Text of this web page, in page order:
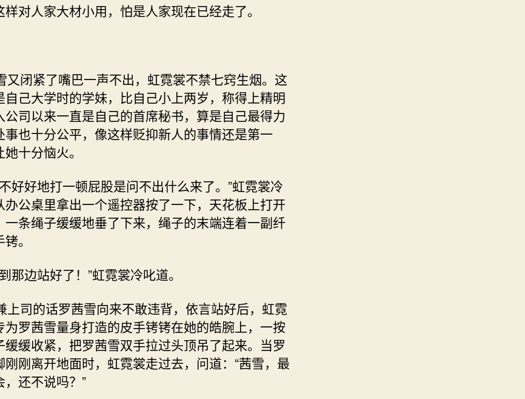
对人家大材小用，怕是人家现在已经走了。
闭紧了嘴巴一声不出，虹霓裳不禁七窍生烟。这
自己大学时的学妹，比自己小上两岁，称得上精明
公司以来一直是自己的首席秘书，算是自己最得力
事也十分公平，像这样贬抑新人的事情还是第一
十分恼火。
好好地打一顿屁股是问不出什么来了。”虹霓裳冷
办公桌里拿出一个遥控器按了一下，天花板上打开
一条绳子缓缓地垂了下来，绳子的末端连着一副纤
。
那边站好了！”虹霓裳冷叱道。
司的话罗茜雪向来不敢违背，依言站好后，虹霓
为罗茜雪量身打造的皮手铐铐在她的皓腕上，一按
缓缓收紧，把罗茜雪双手拉过头顶吊了起来。当罗
刚刚离开地面时，虹霓裳走过去，问道：“茜雪，最
还不说吗？”